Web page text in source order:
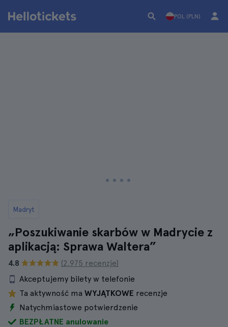
POL (PLN)
Madryt
„Poszukiwanie skarbów w Madrycie z
aplikacją: Sprawa Waltera”
4.8
(2.975 recenzje)
Akceptujemy bilety w telefonie
Ta aktywność ma WYJĄTKOWE recenzje
Natychmiastowe potwierdzenie
BEZPŁATNE anulowanie